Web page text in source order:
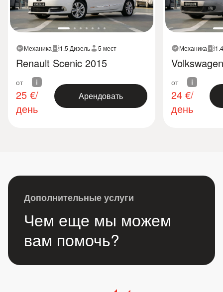
Механика 1.5 Дизель 5 мест
Renault Scenic 2015
от
25 €/
день
Арендовать
Механика
от
24 €/
день
Дополнительные услуги
Чем еще мы можем
вам помочь?